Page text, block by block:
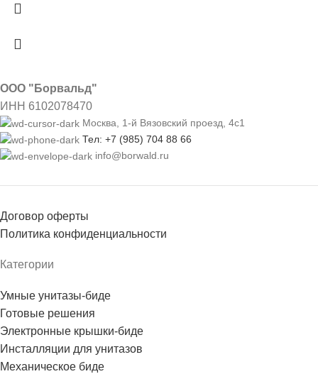
ООО "Борвальд"
ИНН 6102078470
Москва, 1-й Вязовский проезд, 4с1
Тел: +7 (985) 704 88 66
info@borwald.ru
Договор оферты
Политика конфиденциальности
Категории
Умные унитазы-биде
Готовые решения
Электронные крышки-биде
Инсталляции для унитазов
Механическое биде